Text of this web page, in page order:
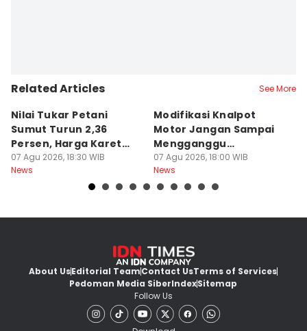
Related Articles See More
Nilai Tukar Petani
Sumut Turun 2,36
Persen, Harga Karet
Jadi Pemicu Utama
07 Agu 2026, 18:30 WIB
News
Modifikasi Knalpot
Motor Jangan Sampai
Mengganggu
Pengendara Lain
07 Agu 2026, 18:00 WIB
News
About UsEditorial TeamContact UsTerms of Services
Pedoman Media SiberIndexSitemap
Follow Us